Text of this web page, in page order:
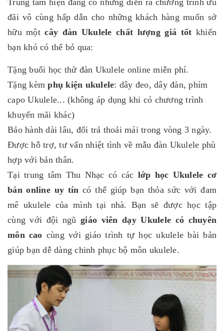
Trung tâm hiện đang có những diễn ra chương trình ưu
đãi vô cùng hấp dẫn cho những khách hàng muốn sở
hữu mộtcây đàn Ukulele chất lượng giá tốt khiến
bạn khó có thể bỏ qua:
Tặng buổi học thử đàn Ukulele online miễn phí.
Tặng kèm phụ kiện ukulele: dây đeo, dây đàn, phím
capo Ukulele... (không áp dụng khi có chương trình
khuyến mãi khác)
Bảo hành dài lâu, đổi trả thoải mái trong vòng 3 ngày.
Được hỗ trợ, tư vấn nhiệt tình về mẫu đàn Ukulele phù
hợp với bản thân.
Tại trung tâm Thu Nhạc có các lớp học Ukulele cơ
bản online uy tíncó thể giúp bạn thỏa sức với đam
mê ukulele của mình tại nhà. Bạn sẽ được học tập
cùng với đội ngũ giáo viên dạy Ukulele có chuyên
môn cao cùng với giáo trình tự học ukulele bài bản
giúp bạn dễ dàng chinh phục bộ môn ukulele.